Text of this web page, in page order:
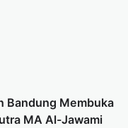
Bandung Membuka
MA Al-Jawami